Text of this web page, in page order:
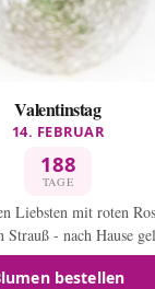
Valentinstag
14. FEBRUAR
188
TAGE
Liebsten mit roten
Strauß - nach Hause
bestellen